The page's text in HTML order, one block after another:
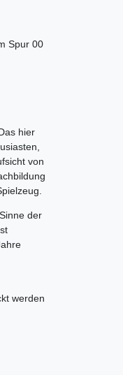
Spur 00
hier
von
der
werden